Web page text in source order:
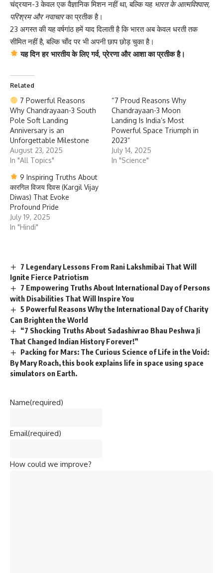
चंद्रयान-3 केवल एक वैज्ञानिक मिशन नहीं था, बल्कि यह भारत के आत्मविश्वास,
परिश्रम और नवाचारका प्रतीक है।
23 अगस्त की यह वर्षगांठ हमें याद दिलाती है कि भारत अब केवल धरती तक
सीमित नहीं है, बल्कि चाँद पर भी अपनी छाप छोड़ चुका है।
यह दिन हर भारतीय के लिए गर्व, प्रेरणा और आशा का प्रतीक है।
Related
7 Powerful Reasons
Why Chandrayaan-3 South
Pole Soft Landing
Anniversary is an
Unforgettable Milestone
August 23, 2025
In "All Topics"
“7 Proud Reasons Why
Chandrayaan-3 Moon
Landing Is India’s Most
Powerful Space Triumph in
2023”
July 14, 2025
In "Science"
9 Inspiring Truths About
कारगिल विजय दिवस (Kargil Vijay
Diwas) That Evoke
Profound Pride
July 19, 2025
In "Hindi"
7 Legendary Lessons From Rani Lakshmibai That Will
Ignite Fierce Patriotism
7 Empowering Truths About International Day of Persons
with Disabilities That Will Inspire You
5 Powerful Reasons Why the International Day of Charity
Can Brighten the World
“7 Shocking Truths About Sadashivrao Bhau Peshwa Ji
That Changed Indian History Forever!”
Packing for Mars: The Curious Science of Life in the Void:
By Mary Roach, this book explains life in space using space
simulators on Earth.
Name(required)
Email(required)
How could we improve?